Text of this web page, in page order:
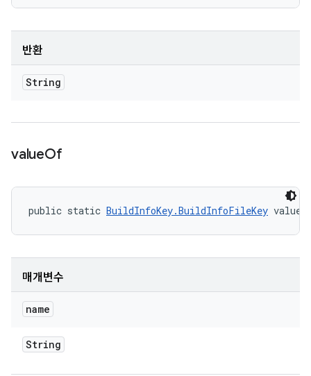
반환
String
valueOf
public static BuildInfoKey.BuildInfoFileKey
매개변수
name
String